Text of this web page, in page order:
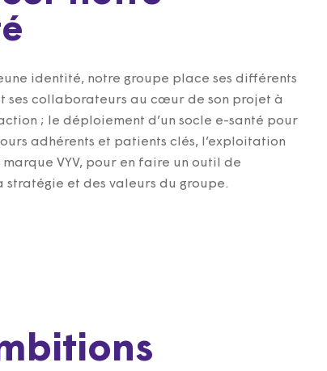
identité, notre groupe place ses différents
ses collaborateurs au cœur de son projet à
; le déploiement d’un socle e-santé pour
adhérents et patients clés, l’exploitation
VYV, pour en faire un outil de
stratégie et des valeurs du groupe.